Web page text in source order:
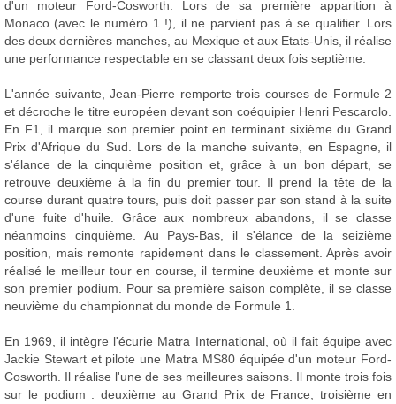
d'un moteur Ford-Cosworth. Lors de sa première apparition à
Monaco (avec le numéro 1 !), il ne parvient pas à se qualifier. Lors
des deux dernières manches, au Mexique et aux Etats-Unis, il réalise
une performance respectable en se classant deux fois septième.
L'année suivante, Jean-Pierre remporte trois courses de Formule 2
et décroche le titre européen devant son coéquipier Henri Pescarolo.
En F1, il marque son premier point en terminant sixième du Grand
Prix d'Afrique du Sud. Lors de la manche suivante, en Espagne, il
s'élance de la cinquième position et, grâce à un bon départ, se
retrouve deuxième à la fin du premier tour. Il prend la tête de la
course durant quatre tours, puis doit passer par son stand à la suite
d'une fuite d'huile. Grâce aux nombreux abandons, il se classe
néanmoins cinquième. Au Pays-Bas, il s'élance de la seizième
position, mais remonte rapidement dans le classement. Après avoir
réalisé le meilleur tour en course, il termine deuxième et monte sur
son premier podium. Pour sa première saison complète, il se classe
neuvième du championnat du monde de Formule 1.
En 1969, il intègre l'écurie Matra International, où il fait équipe avec
Jackie Stewart et pilote une Matra MS80 équipée d'un moteur Ford-
Cosworth. Il réalise l'une de ses meilleures saisons. Il monte trois fois
sur le podium : deuxième au Grand Prix de France, troisième en